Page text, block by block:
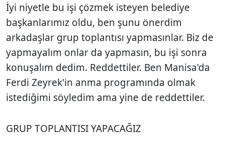
İyi niyetle bu işi çözmek isteyen belediye
başkanlarımız oldu, ben şunu önerdim
arkadaşlar grup toplantısı yapmasınlar. Biz de
yapmayalım onlar da yapmasın, bu işi sonra
konuşalım dedim. Reddettiler. Ben Manisa'da
Ferdi Zeyrek'in anma programında olmak
istediğimi söyledim ama yine de reddettiler.
GRUP TOPLANTISI YAPACAĞIZ